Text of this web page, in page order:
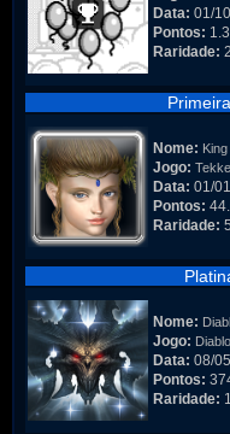
Data: 01/
Pontos: 1.3
Raridade:
Nome:
Jogo:
Data: 01/
Pontos:
Raridade:
Nome:
Jogo:
Data: 08/
Pontos:
Raridade: